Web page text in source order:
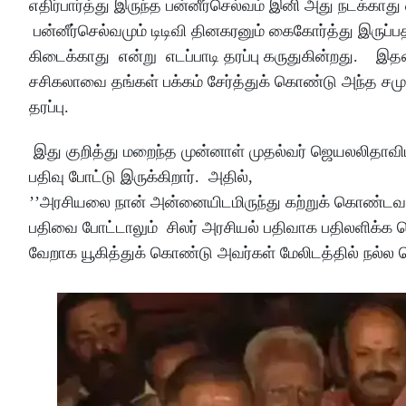
எதிர்பார்த்து இருந்த பன்னீர்செல்வம் இனி அது நடக்காது
பன்னீர்செல்வமும் டிடிவி தினகரனும் கைகோர்த்து
கிடைக்காது என்று எடப்பாடி தரப்பு
சசிகலாவை தங்கள் பக்கம் சேர்த்துக் கொண்டு அந்த
தரப்பு.
இது குறித்து மறைந்த முன்னாள் முதல்வர்
பதிவு போட்டு இருக்கிறார். அதில்,
’’அரசியலை நான் அன்னையிடமிருந்து கற்றுக்
பதிவை போட்டாலும் சிலர் அரசியல் பதிவாக பதிலளிக்க
வேறாக யூகித்துக் கொண்டு அவர்கள் மேலிடத்தில் நல்ல